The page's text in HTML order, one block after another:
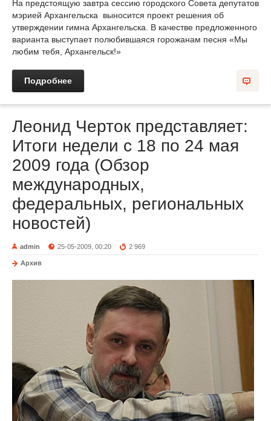
На предстоящую завтра сессию городского Совета депутатов
мэрией Архангельска выносится проект решения об
утверждении гимна Архангельска. В качестве предложенного
варианта выступает полюбившаяся горожанам песня «Мы
любим тебя, Архангельск!»
Подробнее
Леонид Черток представляет:
Итоги недели с 18 по 24 мая
2009 года (Обзор
международных,
федеральных, региональных
новостей)
admin 25-05-2009, 00:20 2 969
Архив